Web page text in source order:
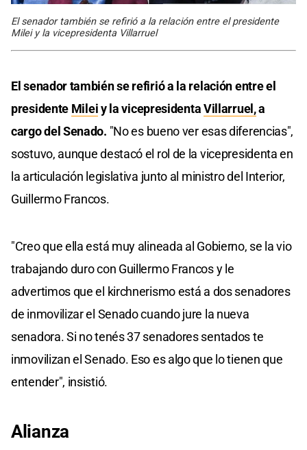
El senador también se refirió a la relación entre el presidente
Milei y la vicepresidenta Villarruel
El senador también se refirió a la relación entre el
presidente Mileiy la vicepresidentaVillarruel,a
cargo del Senado. "No es bueno ver esas diferencias",
sostuvo, aunque destacó el rol de la vicepresidenta en
la articulación legislativa junto al ministro del Interior,
Guillermo Francos.
"Creo que ella está muy alineada al Gobierno, se la vio
trabajando duro con Guillermo Francos y le
advertimos que el kirchnerismo está a dos senadores
de inmovilizar el Senado cuando jure la nueva
senadora. Si no tenés 37 senadores sentados te
inmovilizan el Senado. Eso es algo que lo tienen que
entender", insistió.
Alianza